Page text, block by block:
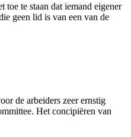
toe te staan dat iemand eigener
geen lid is van een van de
de arbeiders zeer ernstig
Het concipiëren van